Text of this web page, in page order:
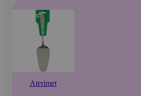
Aterimet